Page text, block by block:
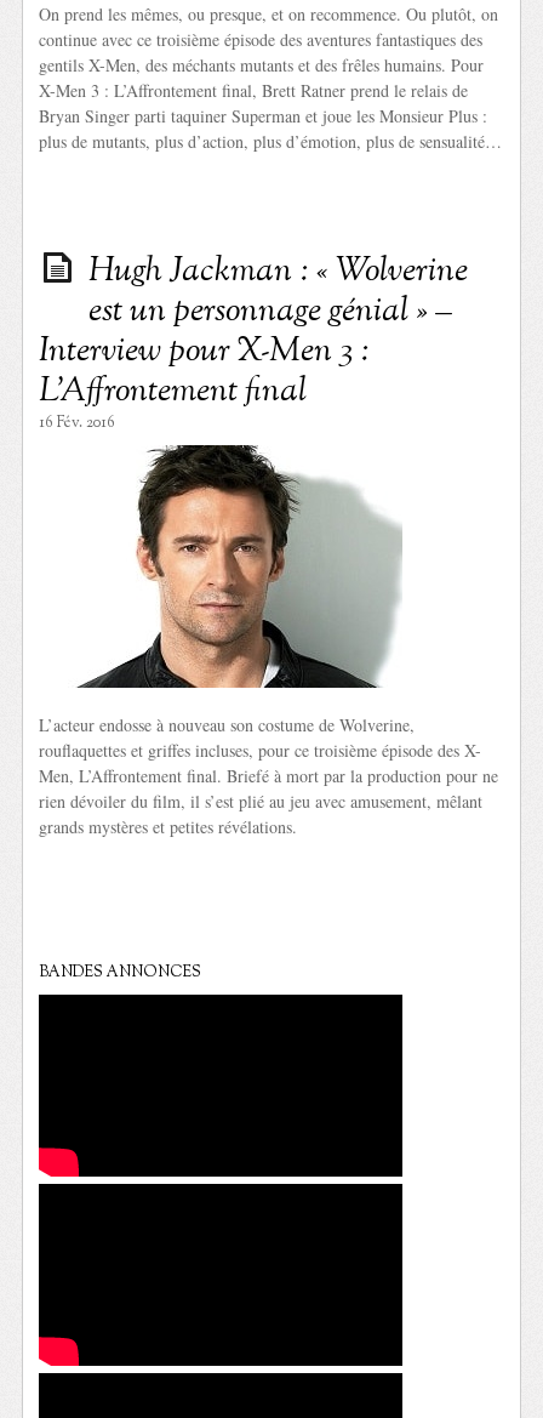
On prend les mêmes, ou presque, et on recommence. Ou plutôt, on
continue avec ce troisième épisode des aventures fantastiques des
gentils X-Men, des méchants mutants et des frêles humains. Pour
X-Men 3 : L’Affrontement final, Brett Ratner prend le relais de
Bryan Singer parti taquiner Superman et joue les Monsieur Plus :
plus de mutants, plus d’action, plus d’émotion, plus de sensualité…
Hugh Jackman : « Wolverine
est un personnage génial » –
Interview pour X-Men 3 :
L’Affrontement final
16 Fév. 2016
L’acteur endosse à nouveau son costume de Wolverine,
rouflaquettes et griffes incluses, pour ce troisième épisode des X-
Men, L’Affrontement final. Briefé à mort par la production pour ne
rien dévoiler du film, il s’est plié au jeu avec amusement, mêlant
grands mystères et petites révélations.
BANDES ANNONCES